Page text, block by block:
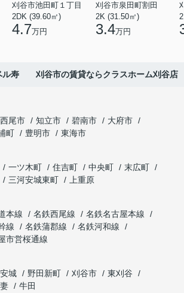
刈谷市池田町１丁目
2DK (39.60㎡)
4.7万円
刈谷市泉田町割田
2K (31.50㎡)
3.4万円
ル寿 刈谷市の賃貸ならクラスホーム刈谷店
西尾市 知立市 碧南市
大府市
町 豊明市
東海市
一ツ木町 住吉町 中央町
末広町
三河安城東町
上重原
本線 名鉄西尾線
名鉄名古屋本線
線 名鉄蒲郡線
名鉄河和線
市営桜通線
城 野田新町 刈谷市
東刈谷
牛田